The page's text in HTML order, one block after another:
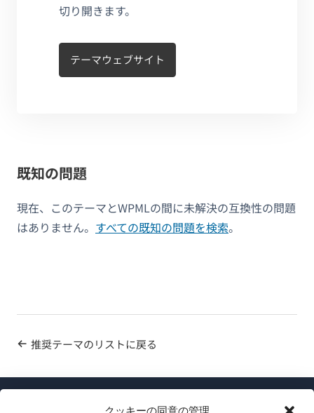
クッキーの同意の管理
切り開きます。
テーマウェブサイト
既知の問題
現在、このテーマとWPMLの間に未解決の互換性の問題
はありません。 すべての既知の問題を検索。
推奨テーマのリストに戻る